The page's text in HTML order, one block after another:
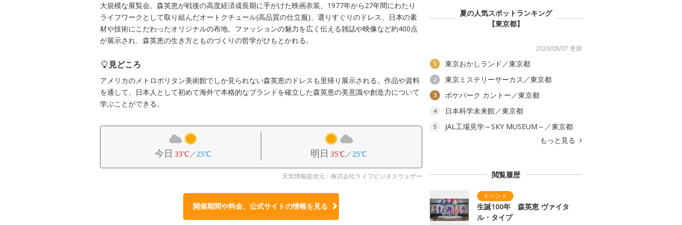
大規模な展覧会。森英恵が戦後の高度経済成長期に手がけた映画衣装、1977年から27年間にわたり
ライフワークとして取り組んだオートクチュール(高品質の仕立服)、選りすぐりのドレス、日本の素
材や技術にこだわったオリジナルの布地、ファッションの魅力を広く伝える雑誌や映像など約400点
が展示され、森英恵の生き方とものづくりの哲学がひもとかれる。
見どころ
アメリカのメトロポリタン美術館でしか見られない森英恵のドレスも里帰り展示される。作品や資料
を通して、日本人として初めて海外で本格的なブランドを確立した森英恵の美意識や創造力について
学ぶことができる。
今日 33℃／25℃ 明日 35℃／25℃
天気情報提供元：株式会社ライフビジネスウェザー
開催期間や料金、公式サイトの情報を見る
夏の人気スポットランキング
【東京都】
2026/08/07 更新
1 東京おかしランド／東京都
2 東京ミステリーサーカス／東京都
3 ポケパーク カントー／東京都
4 日本科学未来館／東京都
5
JAL工場見学～SKY MUSEUM～／東京都
もっと見る
閲覧履歴
生誕100年 森英恵 ヴァイタ
ル・タイプ